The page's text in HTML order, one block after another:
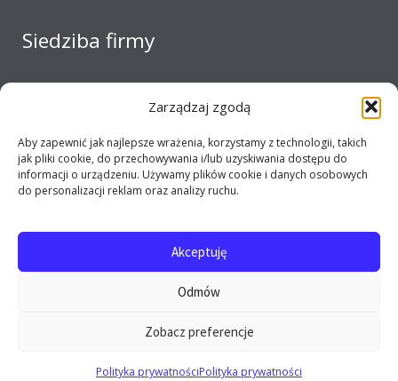
Zarządzaj zgodą
Aby zapewnić jak najlepsze wrażenia, korzystamy z technologii, takich
jak pliki cookie, do przechowywania i/lub uzyskiwania dostępu do
informacji o urządzeniu. Używamy plików cookie i danych osobowych
do personalizacji reklam oraz analizy ruchu.
Akceptuję
Odmów
Zobacz preferencje
Polityka prywatnościPolityka prywatności
Siedziba firmy
Copyright 2017 - 2026 E-opel24.pl - Firma MIJ © All